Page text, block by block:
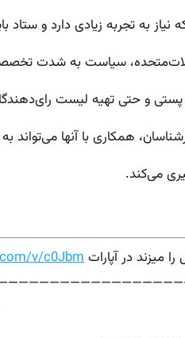
به تجربه زیادی دارد و ستاد
سیاست به شدت
و پستی و حتی تهیه لیست
همکاری با آنها می‌تواند
می‌کند.
میزند در آپاراتv/c0Jbm